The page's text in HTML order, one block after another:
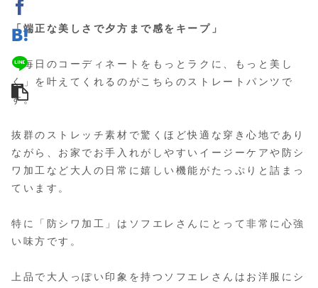
「端正な美しさで夕方まで感をキープ」
「毎日のコーディネートをもっとラクに、もっと美し
く」を叶えてくれるのがこちらのストレートパンツで
す。
抜群のストレッチ素材で驚くほど快適な穿き心地であり
ながら、お家でお手入れがしやすいイージーケアや防シ
ワ加工など大人の日常に嬉しい機能がたっぷりと詰まっ
ています。
特に「防シワ加工」はソフエレさんにとって非常に心強
い味方です。
上品で大人っぽい印象を持つソフエレさんはお洋服にシ